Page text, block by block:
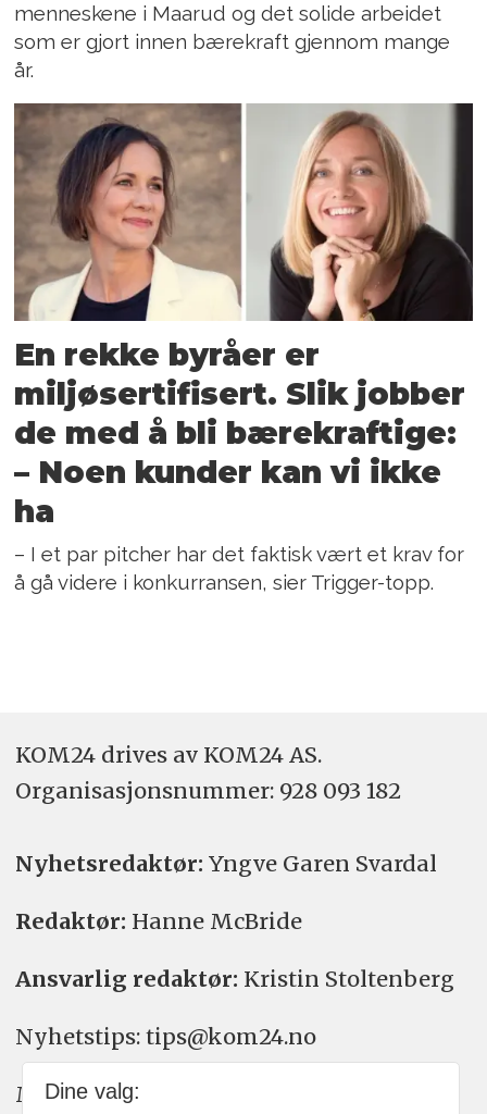
menneskene i Maarud og det solide arbeidet
som er gjort innen bærekraft gjennom mange
år.
En rekke byråer er
miljøsertifisert. Slik jobber
de med å bli bærekraftige:
– Noen kunder kan vi ikke
ha
– I et par pitcher har det faktisk vært et krav for
å gå videre i konkurransen, sier Trigger-topp.
KOM24 drives av KOM24 AS.
Organisasjons­nummer: 928 093 182
Nyhetsredaktør: Yngve Garen Svardal
Redaktør: Hanne McBride
Ansvarlig redaktør: Kristin Stoltenberg
Nyhetstips: tips@kom24.no
Meninger: meninger@kom24.no
Dine valg: